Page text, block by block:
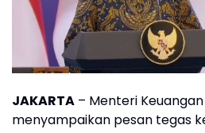
JAKARTA – Menteri
menyampaikan pesan tegas